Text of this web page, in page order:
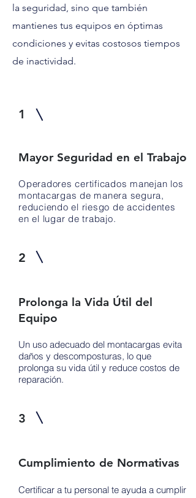
la seguridad, sino que también
mantienes tus equipos en óptimas
condiciones y evitas costosos tiempos
de inactividad.
1
Mayor Seguridad en el Trabajo
Operadores certificados manejan los
montacargas de manera segura,
reduciendo el riesgo de accidentes
en el lugar de trabajo.
2
Prolonga la Vida Útil del
Equipo
Un uso adecuado del montacargas evita
daños y descomposturas, lo que
prolonga su vida útil y reduce costos de
reparación.
3
Cumplimiento de Normativas
Certificar a tu personal te ayuda a cumplir